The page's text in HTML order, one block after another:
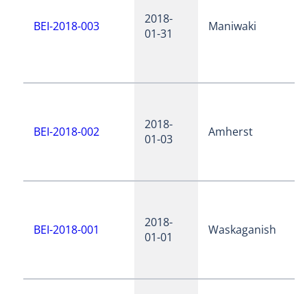
BEI-2018-003
2018-
01-31
Maniwaki
BEI-2018-002
2018-
01-03
Amherst
BEI-2018-001
2018-
01-01
Waskaganish